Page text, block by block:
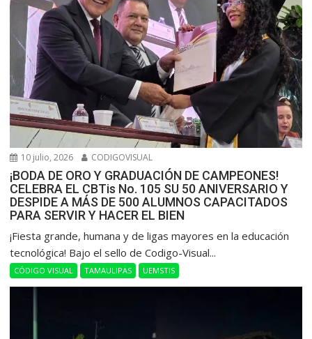
10 julio, 2026 CODIGOVISUAL
¡BODA DE ORO Y GRADUACIÓN DE CAMPEONES!
CELEBRA EL CBTis No. 105 SU 50 ANIVERSARIO Y
DESPIDE A MÁS DE 500 ALUMNOS CAPACITADOS
PARA SERVIR Y HACER EL BIEN
​¡Fiesta grande, humana y de ligas mayores en la educación
tecnológica! Bajo el sello de Codigo-Visual...
CÓDIGO VISUAL TAMAULIPAS UEMSTIS